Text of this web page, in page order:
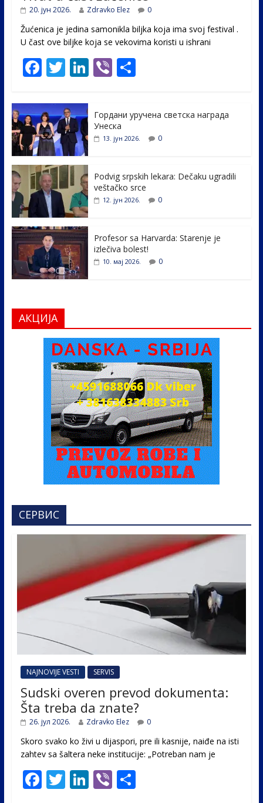
20. јун 2026. Zdravko Elez 0
Žućenica je jedina samonikla biljka koja ima svoj festival .
U čast ovе biljke koja se vekovima koristi u ishrani
F
e
b
o
o
k
T
itt
er
Li
e
dI
Vi S
e
Гордани уручена светска награда
Унеска
13. јун 2026. 0
Podvig srpskih lekara: Dečaku ugradili
veštačko srce
12. јун 2026. 0
Profesor sa Harvarda: Starenje je
izlečiva bolest!
10. мај 2026. 0
АКЦИЈА
СЕРВИС
NAJNOVIJE VESTI SERVIS
Sudski overen prevod dokumenta:
Šta treba da znate?
26. јул 2026. Zdravko Elez 0
Skoro svako ko živi u dijaspori, pre ili kasnije, naiđe na isti
zahtev sa šaltera neke institucije: „Potreban nam je
F T Li Vi S